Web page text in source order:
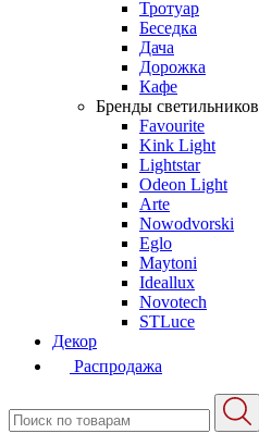
Тротуар
Беседка
Дача
Дорожка
Кафе
Бренды светильников
Favourite
Kink Light
Lightstar
Odeon Light
Arte
Nowodvorski
Eglo
Maytoni
Ideallux
Novotech
STLuce
Декор
Распродажа